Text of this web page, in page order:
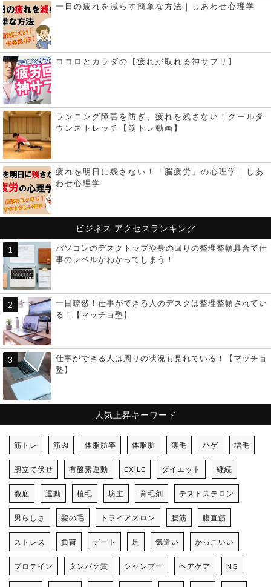
一日の疲れを減らす簡単な方法｜しあわせ心理学
ココロとカラダの【疲れが取れる神サプリ】
ランニング障害を防ぎ、疲れを残さない！クールダ
ウンストレッチ【筋トレ動画】
疲れを明日に残さない！「脳疲労」の心理学｜しあ
わせ心理学
ビジネス アクセスランキング
パソコンのデスクトップや身の回りの整理整頓具合で仕
事のレベルがわかってしまう！
一目瞭然！仕事ができる人のデスクは整理整頓されてい
る！【マッチョ塾】
仕事ができる人は周りの状況も見れている！【マッチョ
塾】
人気上昇キーワード
筋トレ 筋肉 体脂肪率 体脂肪 薄毛 ハゲ 増毛
腕立て伏せ 有酸素運動 EXILE ダイエット 継続
徹底 運動 植毛 坊主 育毛剤 テストステロン
男らしさ 髪の毛 トライアスロン 腹筋 腹直筋
ストレス 負荷 デート 足 気遣い かっこいい
プロテイン タンパク質 シャンプー ヘアケア NG